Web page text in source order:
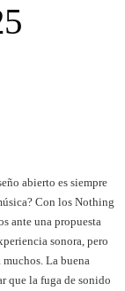
abierto es siempre
Con los Nothing
ante una propuesta
sonora, pero
La buena
que la fuga de sonido